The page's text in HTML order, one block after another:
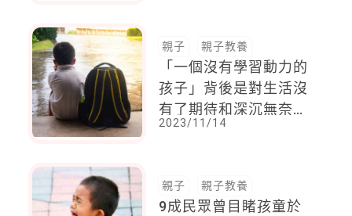
親子 親子教養
「一個沒有學習動力的
孩子」背後是對生活沒
有了期待和深沉無奈，
神老師：家庭教育真的
2023/11/14
親子 親子教養
9成民眾曾目睹孩童於